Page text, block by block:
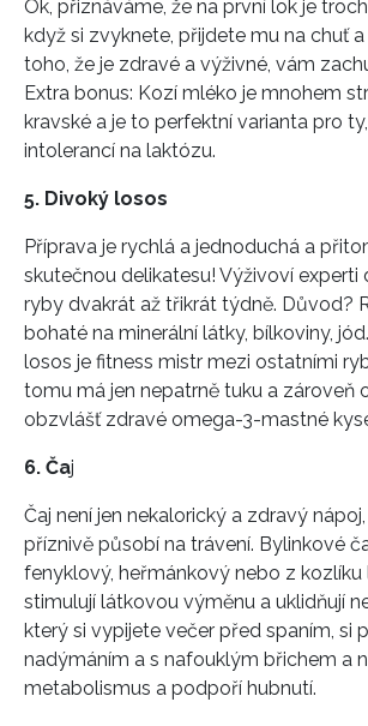
Ok, přiznáváme, že na první lok je
když si zvyknete, přijdete mu na chuť
toho, že je zdravé a výživné, vám
Extra bonus: Kozí mléko je mnohem
kravské a je to perfektní varianta pro
intolerancí na laktózu.
5. Divoký losos
Příprava je rychlá a jednoduchá a
skutečnou delikatesu! Výživoví experti
ryby dvakrát až třikrát týdně. Důvod?
bohaté na minerální látky, bílkoviny,
losos je fitness mistr mezi ostatními
tomu má jen nepatrně tuku a zároveň
obzvlášť zdravé omega-3-mastné
6. Čaj
Čaj není jen nekalorický a zdravý
příznivě působí na trávení. Bylinkové
fenyklový, heřmánkový nebo z kozlíku
stimulují látkovou výměnu a uklidňují
který si vypijete večer před spaním, si
nadýmáním a s nafouklým břichem a
metabolismus a podpoří hubnutí.